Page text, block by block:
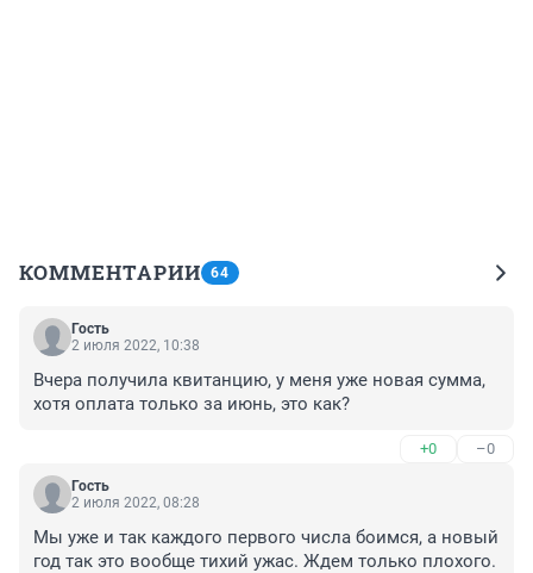
КОММЕНТАРИИ 64
Гость
2 июля 2022, 10:38
Вчера получила квитанцию, у меня уже новая сумма,
хотя оплата только за июнь, это как?
+0 –0
Гость
2 июля 2022, 08:28
Мы уже и так каждого первого числа боимся, а новый
год так это вообще тихий ужас. Ждем только плохого.